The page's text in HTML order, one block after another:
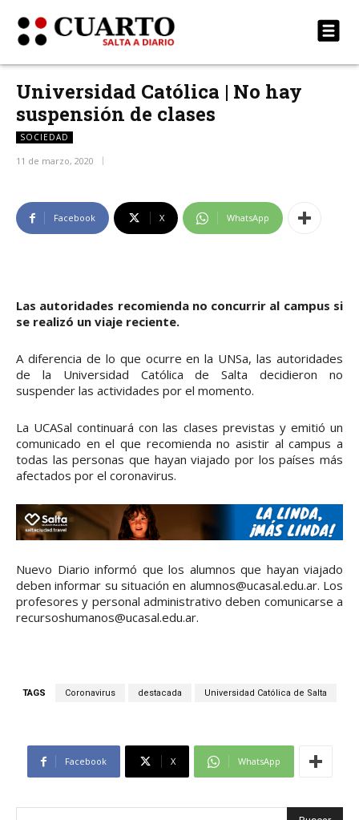
Universidad Católica | No hay
suspensión de clases
SOCIEDAD
11 de marzo, 2020
Facebook X WhatsApp
Las autoridades recomienda no concurrir al campus si
se realizó un viaje reciente.
A diferencia de lo que ocurre en la UNSa, las autoridades
de la Universidad Católica de Salta decidieron no
suspender las actividades por el momento.
La UCASal continuará con las clases previstas y emitió un
comunicado en el que recomienda no asistir al campus a
todas las personas que hayan viajado por los países más
afectados por el coronavirus.
Nuevo Diario informó que los alumnos que hayan viajado
deben informar su situación en alumnos@ucasal.edu.ar. Los
profesores y personal administrativo deben comunicarse a
recursoshumanos@ucasal.edu.ar.
TAGS Coronavirus destacada Universidad Católica de Salta
Facebook X WhatsApp